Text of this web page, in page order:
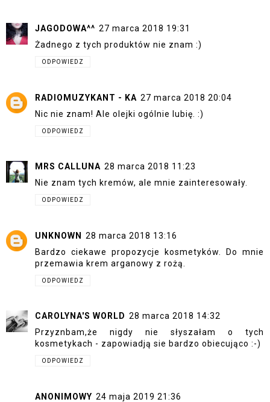
JAGODOWA^^ 27 marca 2018 19:31
Żadnego z tych produktów nie znam :)
ODPOWIEDZ
RADIOMUZYKANT - KA 27 marca 2018 20:04
Nic nie znam! Ale olejki ogólnie lubię. :)
ODPOWIEDZ
MRS CALLUNA 28 marca 2018 11:23
Nie znam tych kremów, ale mnie zainteresowały.
ODPOWIEDZ
UNKNOWN
28 marca 2018 13:16
Bardzo ciekawe propozycje kosmetyków. Do mnie
przemawia krem arganowy z rożą.
ODPOWIEDZ
CAROLYNA'S WORLD 28 marca 2018 14:32
Przyznbam,że nigdy nie słyszałam o tych
kosmetykach - zapowiadją sie bardzo obiecująco :-)
ODPOWIEDZ
ANONIMOWY 24 maja 2019 21:36